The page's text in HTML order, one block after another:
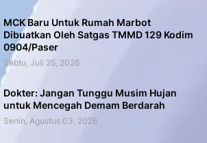
MCK Baru Untuk Rumah Marbot
Dibuatkan Oleh Satgas TMMD 129 Kodim
0904/Paser
Sabtu, Juli 25, 2026
Dokter: Jangan Tunggu Musim Hujan
untuk Mencegah Demam Berdarah
Senin, Agustus 03, 2026